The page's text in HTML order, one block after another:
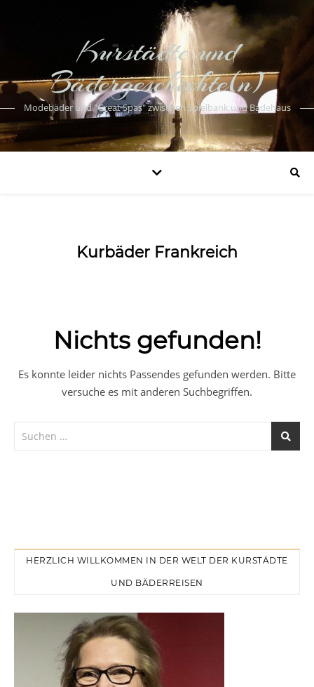
Kurstädte und
Bädergeschichte(n)
Modebäder und "Great Spas" zwischen Spielbank und Badehaus
Kurbäder Frankreich
Nichts gefunden!
Es konnte leider nichts Passendes gefunden werden. Bitte
versuche es mit anderen Suchbegriffen.
HERZLICH WILLKOMMEN IN DER WELT DER KURSTÄDTE
UND BÄDERREISEN